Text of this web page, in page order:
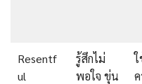
Resentf
ul
รู้สึกไม่
พอใจ ขุ่น